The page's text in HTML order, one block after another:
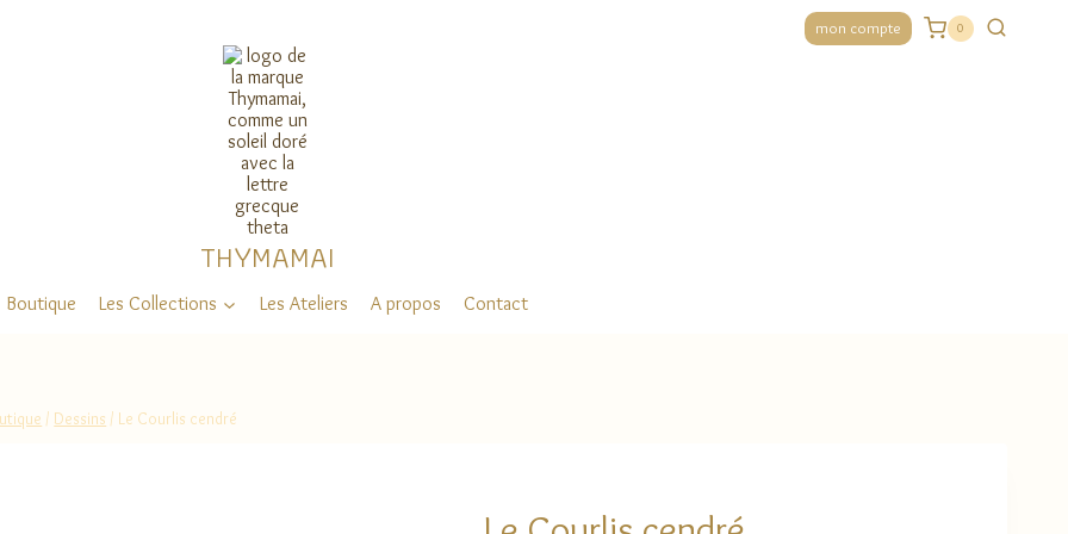
mon compte 0
THYMAMAI
Boutique Les Collections Les Ateliers A propos Contact
/ Dessins / Le Courlis cendré